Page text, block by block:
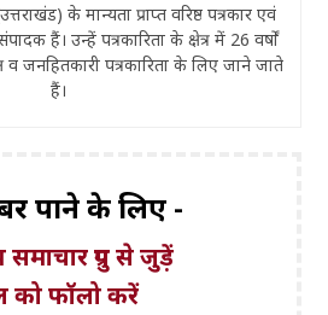
के मान्यता प्राप्त वरिष्ठ पत्रकार एवं
हैं। उन्हें पत्रकारिता के क्षेत्र में 26 वर्षों
जनहितकारी पत्रकारिता के लिए जाने जाते
हैं।
पाने के लिए -
ग्रुप से जुड़ें
को फॉलो करें